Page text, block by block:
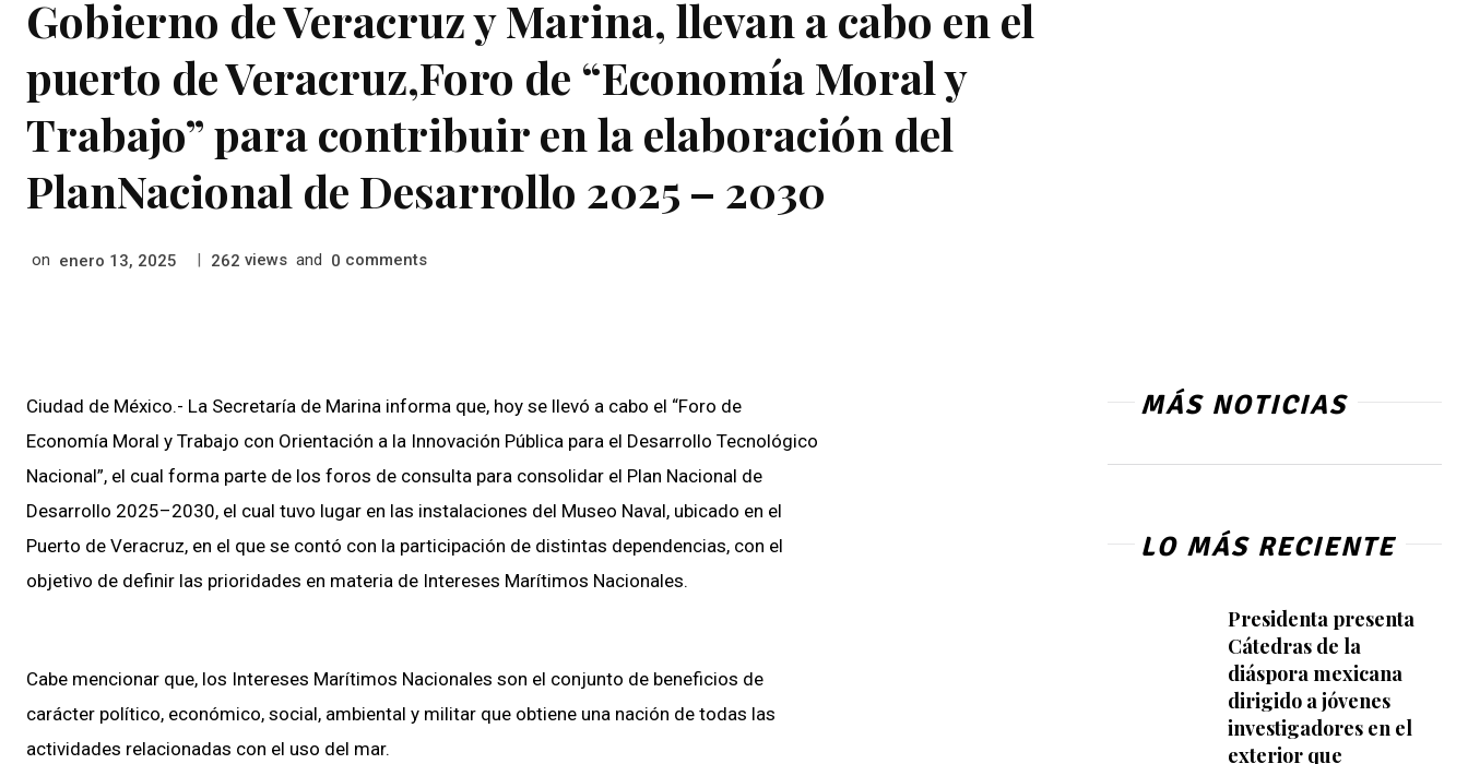
Gobierno de Veracruz y Marina, llevan a cabo en el
puerto de Veracruz,Foro de “Economía Moral y
Trabajo” para contribuir en la elaboración del
PlanNacional de Desarrollo 2025 – 2030
on enero 13, 2025 262 views and 0 comments
Ciudad de México.- La Secretaría de Marina informa que, hoy se llevó a cabo el “Foro de
Economía Moral y Trabajo con Orientación a la Innovación Pública para el Desarrollo Tecnológico
Nacional”, el cual forma parte de los foros de consulta para consolidar el Plan Nacional de
Desarrollo 2025–2030, el cual tuvo lugar en las instalaciones del Museo Naval, ubicado en el
Puerto de Veracruz, en el que se contó con la participación de distintas dependencias, con el
objetivo de definir las prioridades en materia de Intereses Marítimos Nacionales.
Cabe mencionar que, los Intereses Marítimos Nacionales son el conjunto de beneficios de
carácter político, económico, social, ambiental y militar que obtiene una nación de todas las
actividades relacionadas con el uso del mar.
MÁS NOTICIAS
LO MÁS RECIENTE
Presidenta presenta
Cátedras de la
diáspora mexicana
dirigido a jóvenes
investigadores en el
exterior que